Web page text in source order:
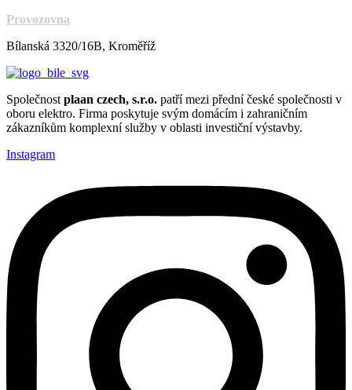
Provozovna
Bílanská 3320/16B, Kroměříž
Společnost plaan czech, s.r.o. patří mezi přední české společnosti v
oboru elektro. Firma poskytuje svým domácím i zahraničním
zákazníkům komplexní služby v oblasti investiční výstavby.
Instagram